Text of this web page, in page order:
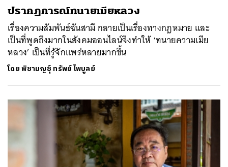
ปรากฏการณ์ทนายเมียหลวง
เรื่องความสัมพันธ์ฉันสามี กลายเป็นเรื่องทางกฎหมาย และ
เป็นที่พูดถึงมากในสังคมออนไลน์จึงทำให้ ‘ทนายความเมีย
หลวง’ เป็นที่รู้จักแพร่หลายมากขึ้น
โดยพิชามญชุ์ ทรัพย์ไพบูลย์